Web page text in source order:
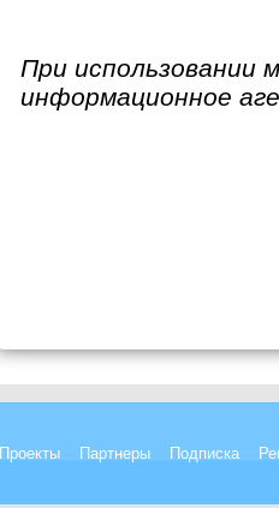
При использовании
информационное
Проекты Партнеры Подписка